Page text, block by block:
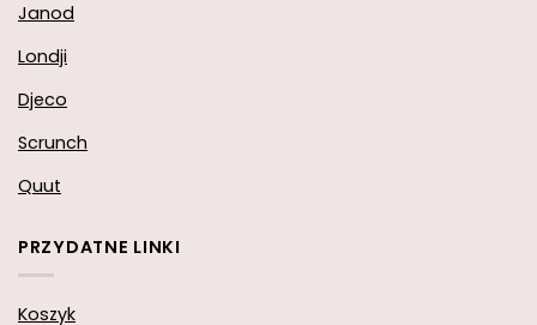
Janod
Londji
Djeco
Scrunch
Quut
PRZYDATNE LINKI
Koszyk